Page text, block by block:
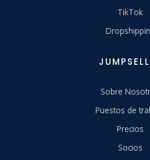
TikTok
Sobre
Puestos de
Precios
Socios